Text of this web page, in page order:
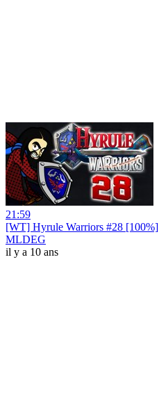
21:59
[WT] Hyrule Warriors #28 [100%]
MLDEG
il y a 10 ans